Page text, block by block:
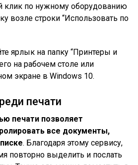
клик по нужному оборудованию
возле строки “Использовать по
ярлык на папку “Принтеры и
на рабочем столе или
экране в Windows 10.
печати
печати позволяет
все документы,
. Благодаря этому сервису,
повторно выделить и послать